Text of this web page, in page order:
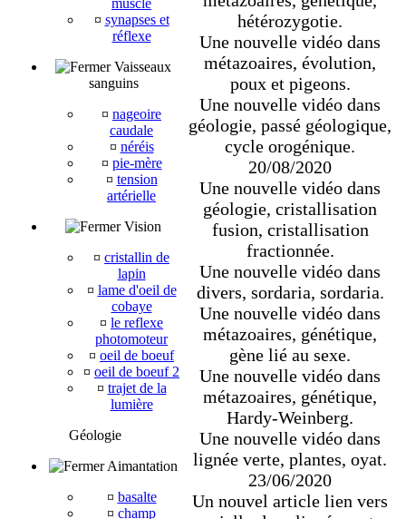
muscle
¤ synapses et
réflexe
Vaisseaux
sanguins
¤ nageoire
caudale
¤ néréis
¤ pie-mère
¤ tension
artérielle
Vision
¤ cristallin de
lapin
¤ lame d'oeil de
cobaye
¤ le reflexe
photomoteur
¤ oeil de boeuf
¤ oeil de boeuf 2
¤ trajet de la
lumière
Géologie
Aimantation
¤ basalte
¤ champ
hétérozygotie.
Une nouvelle vidéo dans
métazoaires, évolution,
poux et pigeons.
Une nouvelle vidéo dans
géologie, passé géologique,
cycle orogénique.
20/08/2020
Une nouvelle vidéo dans
géologie, cristallisation
fusion, cristallisation
fractionnée.
Une nouvelle vidéo dans
divers, sordaria, sordaria.
Une nouvelle vidéo dans
métazoaires, génétique,
gène lié au sexe.
Une nouvelle vidéo dans
métazoaires, génétique,
Hardy-Weinberg.
Une nouvelle vidéo dans
lignée verte, plantes, oyat.
23/06/2020
Un nouvel article lien vers